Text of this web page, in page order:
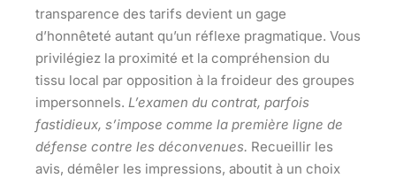
transparence des tarifs devient un gage
d’honnêteté autant qu’un réflexe pragmatique. Vous
privilégiez la proximité et la compréhension du
tissu local par opposition à la froideur des groupes
impersonnels. L’examen du contrat, parfois
fastidieux, s’impose comme la première ligne de
défense contre les déconvenues. Recueillir les
avis, démêler les impressions, aboutit à un choix